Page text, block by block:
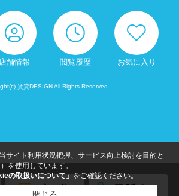
店舗情報 閲覧履歴 お気に入り
賃貸DESIGN All Rights Reserved.
サイト利用状況把握、サービス向上検討を目的と
を使用しています。
の取扱いについて」 をご確認ください。